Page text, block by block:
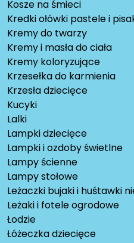
Kosze na śmieci
Kredki ołówki pastele i
Kremy do twarzy
Kremy i masła do ciała
Kremy koloryzujące
Krzesełka do karmienia
Krzesła dziecięce
Kucyki
Lalki
Lampki dziecięce
Lampki i ozdoby świetlne
Lampy ścienne
Lampy stołowe
Leżaczki bujaki i huśtawki
Leżaki i fotele ogrodowe
Łodzie
Łóżeczka dziecięce